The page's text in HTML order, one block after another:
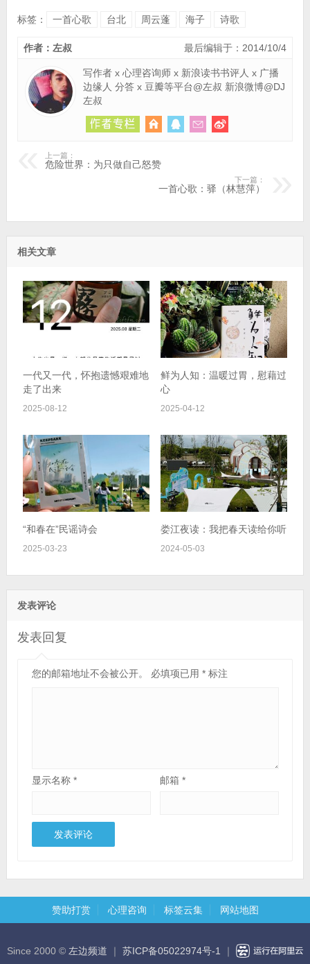
标签： 一首心歌 台北 周云蓬 海子 诗歌
最后编辑于：2014/10/4
作者：左叔
写作者 x 心理咨询师 x 新浪读书书评人 x 广播
边缘人 分答 x 豆瓣等平台@左叔 新浪微博@DJ
左叔
上一篇：
危险世界：为只做自己怒赞
下一篇：
一首心歌：驿（林慧萍）
相关文章
一代又一代，怀抱遗憾艰难地
走了出来
2025-08-12
鲜为人知：温暖过胃，慰藉过
心
2025-04-12
“和春在”民谣诗会
2025-03-23
娄江夜读：我把春天读给你听
2024-05-03
发表评论
发表回复
您的邮箱地址不会被公开。 必填项已用 *标注
显示名称 * 邮箱*
赞助打赏 心理咨询 标签云集 网站地图
Since 2000 © 左边频道 ｜ 苏ICP备05022974号-1 ｜